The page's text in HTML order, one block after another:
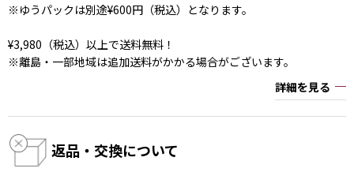
※ゆうパックは別途¥600円（税込）となります。
¥3,980（税込）以上で送料無料！
※離島・一部地域は追加送料がかかる場合がございます。
詳細を見る
返品・交換について